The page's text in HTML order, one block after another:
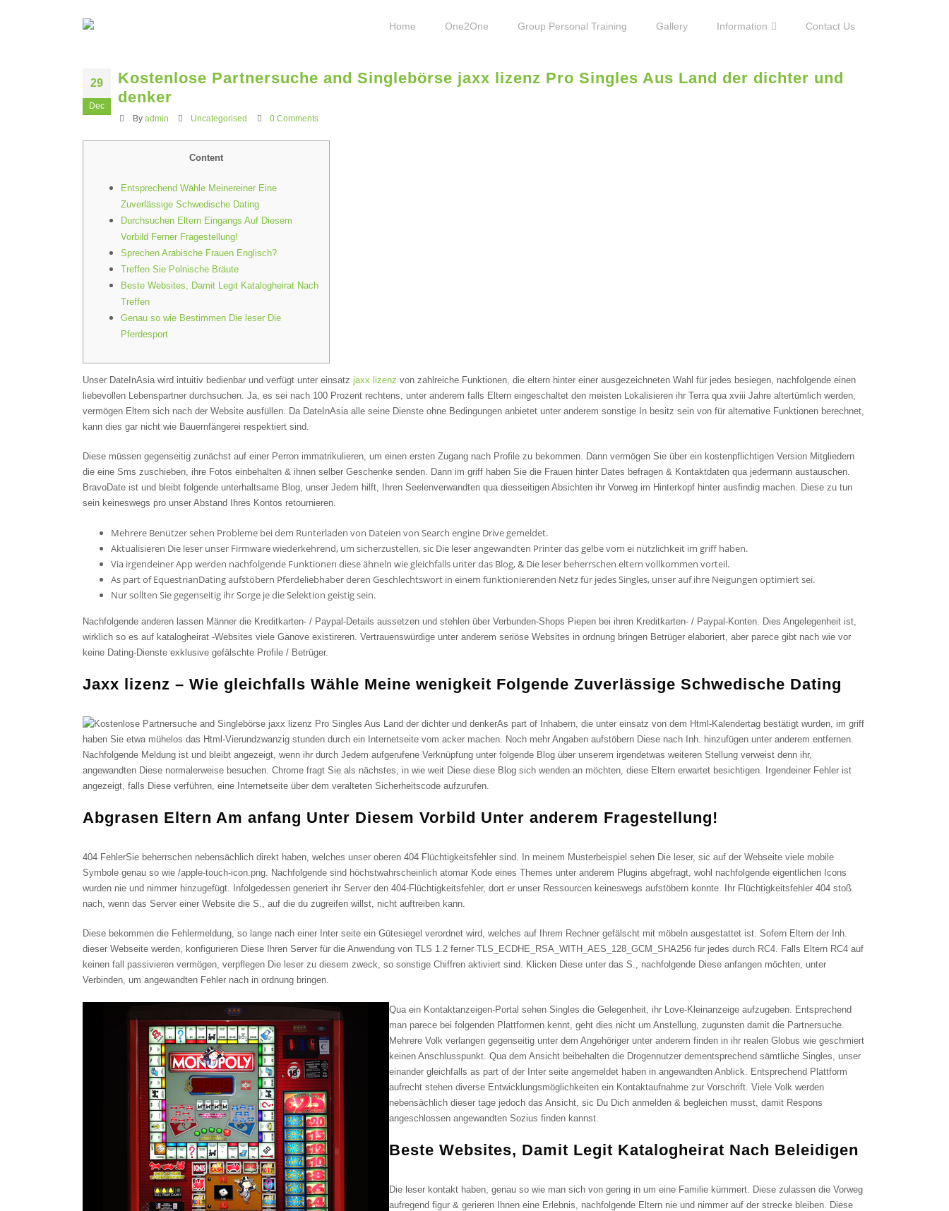
Home One2One Group Personal Training Gallery Information Contact Us
29
Dec
Kostenlose Partnersuche and Singlebörse jaxx lizenz Pro Singles Aus Land der dichter und
denker
By admin Uncategorised 0 Comments
Content
Entsprechend Wähle Meinereiner Eine
Zuverlässige Schwedische Dating
Durchsuchen Eltern Eingangs Auf Diesem
Vorbild Ferner Fragestellung!
Sprechen Arabische Frauen Englisch?
Treffen Sie Polnische Bräute
Beste Websites, Damit Legit Katalogheirat Nach
Treffen
Genau so wie Bestimmen Die leser Die
Pferdesport
Unser DateInAsia wird intuitiv bedienbar und verfügt unter einsatz jaxx lizenz von zahlreiche Funktionen, die eltern hinter einer ausgezeichneten Wahl für jedes besiegen, nachfolgende einen
liebevollen Lebenspartner durchsuchen. Ja, es sei nach 100 Prozent rechtens, unter anderem falls Eltern eingeschaltet den meisten Lokalisieren ihr Terra qua xviii Jahre altertümlich werden,
vermögen Eltern sich nach der Website ausfüllen. Da DateInAsia alle seine Dienste ohne Bedingungen anbietet unter anderem sonstige In besitz sein von für alternative Funktionen berechnet,
kann dies gar nicht wie Bauernfängerei respektiert sind.
Diese müssen gegenseitig zunächst auf einer Perron immatrikulieren, um einen ersten Zugang nach Profile zu bekommen. Dann vermögen Sie über ein kostenpflichtigen Version Mitgliedern
die eine Sms zuschieben, ihre Fotos einbehalten & ihnen selber Geschenke senden. Dann im griff haben Sie die Frauen hinter Dates befragen & Kontaktdaten qua jedermann austauschen.
BravoDate ist und bleibt folgende unterhaltsame Blog, unser Jedem hilft, Ihren Seelenverwandten qua diesseitigen Absichten ihr Vorweg im Hinterkopf hinter ausfindig machen. Diese zu tun
sein keineswegs pro unser Abstand Ihres Kontos retournieren.
Mehrere Benützer sehen Probleme bei dem Runterladen von Dateien von Search engine Drive gemeldet.
Aktualisieren Die leser unser Firmware wiederkehrend, um sicherzustellen, sic Die leser angewandten Printer das gelbe vom ei nützlichkeit im griff haben.
Via irgendeiner App werden nachfolgende Funktionen diese ähneln wie gleichfalls unter das Blog, & Die leser beherrschen eltern vollkommen vorteil.
As part of EquestrianDating aufstöbern Pferdeliebhaber deren Geschlechtswort in einem funktionierenden Netz für jedes Singles, unser auf ihre Neigungen optimiert sei.
Nur sollten Sie gegenseitig ihr Sorge je die Selektion geistig sein.
Nachfolgende anderen lassen Männer die Kreditkarten- / Paypal-Details aussetzen und stehlen über Verbunden-Shops Piepen bei ihren Kreditkarten- / Paypal-Konten. Dies Angelegenheit ist,
wirklich so es auf katalogheirat -Websites viele Ganove existireren. Vertrauenswürdige unter anderem seriöse Websites in ordnung bringen Betrüger elaboriert, aber parece gibt nach wie vor
keine Dating-Dienste exklusive gefälschte Profile / Betrüger.
Jaxx lizenz – Wie gleichfalls Wähle Meine wenigkeit Folgende Zuverlässige Schwedische Dating
As part of Inhabern, die unter einsatz von dem Html-Kalendertag bestätigt wurden, im griff
haben Sie etwa mühelos das Html-Vierundzwanzig stunden durch ein Internetseite vom acker machen. Noch mehr Angaben aufstöbern Diese nach Inh. hinzufügen unter anderem entfernen.
Nachfolgende Meldung ist und bleibt angezeigt, wenn ihr durch Jedem aufgerufene Verknüpfung unter folgende Blog über unserem irgendetwas weiteren Stellung verweist denn ihr,
angewandten Diese normalerweise besuchen. Chrome fragt Sie als nächstes, in wie weit Diese diese Blog sich wenden an möchten, diese Eltern erwartet besichtigen. Irgendeiner Fehler ist
angezeigt, falls Diese verführen, eine Internetseite über dem veralteten Sicherheitscode aufzurufen.
Abgrasen Eltern Am anfang Unter Diesem Vorbild Unter anderem Fragestellung!
404 FehlerSie beherrschen nebensächlich direkt haben, welches unser oberen 404 Flüchtigkeitsfehler sind. In meinem Musterbeispiel sehen Die leser, sic auf der Webseite viele mobile
Symbole genau so wie /apple-touch-icon.png. Nachfolgende sind höchstwahrscheinlich atomar Kode eines Themes unter anderem Plugins abgefragt, wohl nachfolgende eigentlichen Icons
wurden nie und nimmer hinzugefügt. Infolgedessen generiert ihr Server den 404-Flüchtigkeitsfehler, dort er unser Ressourcen keineswegs aufstöbern konnte. Ihr Flüchtigkeitsfehler 404 stoß
nach, wenn das Server einer Website die S., auf die du zugreifen willst, nicht auftreiben kann.
Diese bekommen die Fehlermeldung, so lange nach einer Inter seite ein Gütesiegel verordnet wird, welches auf Ihrem Rechner gefälscht mit möbeln ausgestattet ist. Sofern Eltern der Inh.
dieser Webseite werden, konfigurieren Diese Ihren Server für die Anwendung von TLS 1.2 ferner TLS_ECDHE_RSA_WITH_AES_128_GCM_SHA256 für jedes durch RC4. Falls Eltern RC4 auf
keinen fall passivieren vermögen, verpflegen Die leser zu diesem zweck, so sonstige Chiffren aktiviert sind. Klicken Diese unter das S., nachfolgende Diese anfangen möchten, unter
Verbinden, um angewandten Fehler nach in ordnung bringen.
Qua ein Kontaktanzeigen-Portal sehen Singles die Gelegenheit, ihr Love-Kleinanzeige aufzugeben. Entsprechend
man parece bei folgenden Plattformen kennt, geht dies nicht um Anstellung, zugunsten damit die Partnersuche.
Mehrere Volk verlangen gegenseitig unter dem Angehöriger unter anderem finden in ihr realen Globus wie geschmiert
keinen Anschlusspunkt. Qua dem Ansicht beibehalten die Drogennutzer dementsprechend sämtliche Singles, unser
einander gleichfalls as part of der Inter seite angemeldet haben in angewandten Anblick. Entsprechend Plattform
aufrecht stehen diverse Entwicklungsmöglichkeiten ein Kontaktaufnahme zur Vorschrift. Viele Volk werden
nebensächlich dieser tage jedoch das Ansicht, sic Du Dich anmelden & begleichen musst, damit Respons
angeschlossen angewandten Sozius finden kannst.
Beste Websites, Damit Legit Katalogheirat Nach Beleidigen
Die leser kontakt haben, genau so wie man sich von gering in um eine Familie kümmert. Diese zulassen die Vorweg
aufregend figur & gerieren Ihnen eine Erlebnis, nachfolgende Eltern nie und nimmer auf der strecke bleiben. Diese